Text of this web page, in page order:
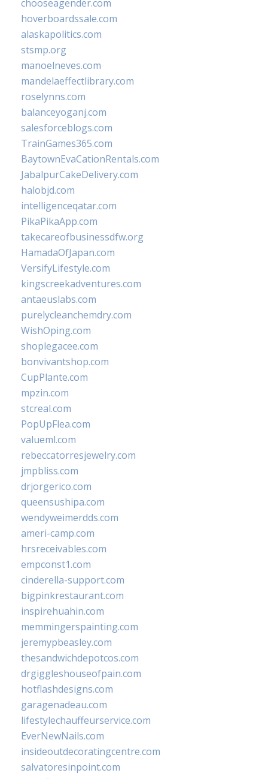
chooseagender.com
hoverboardssale.com
alaskapolitics.com
stsmp.org
manoelneves.com
mandelaeffectlibrary.com
roselynns.com
balanceyoganj.com
salesforceblogs.com
TrainGames365.com
BaytownEvaCationRentals.com
JabalpurCakeDelivery.com
halobjd.com
intelligenceqatar.com
PikaPikaApp.com
takecareofbusinessdfw.org
HamadaOfJapan.com
VersifyLifestyle.com
kingscreekadventures.com
antaeuslabs.com
purelycleanchemdry.com
WishOping.com
shoplegacee.com
bonvivantshop.com
CupPlante.com
mpzin.com
stcreal.com
PopUpFlea.com
valueml.com
rebeccatorresjewelry.com
jmpbliss.com
drjorgerico.com
queensushipa.com
wendyweimerdds.com
ameri-camp.com
hrsreceivables.com
empconst1.com
cinderella-support.com
bigpinkrestaurant.com
inspirehuahin.com
memmingerspainting.com
jeremypbeasley.com
thesandwichdepotcos.com
drgiggleshouseofpain.com
hotflashdesigns.com
garagenadeau.com
lifestylechauffeurservice.com
EverNewNails.com
insideoutdecoratingcentre.com
salvatoresinpoint.com